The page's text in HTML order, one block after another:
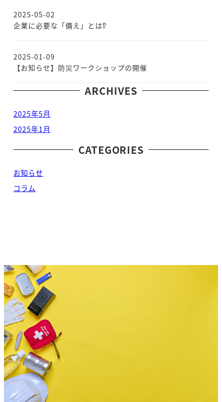
企業に必要な「備え」とは⁉
投稿日
2025-05-02
【お知らせ】防災ワークショップの開催
投稿日
2025-01-09
ARCHIVES
2025年5月
2025年1月
CATEGORIES
お知らせ
コラム